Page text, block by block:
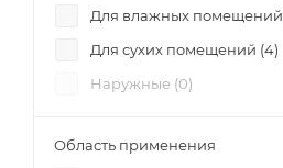
Для влажных
Для сухих помещений (4)
Наружные (0)
Область применения